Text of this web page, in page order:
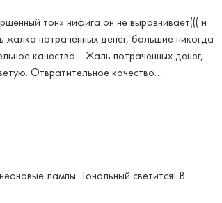
тон» нифига он не выравнивает((( и
потраченных денег, большие никогда
качество… Жаль потраченных денег,
Отвратительное качество…
лампы. Тональный светится! В